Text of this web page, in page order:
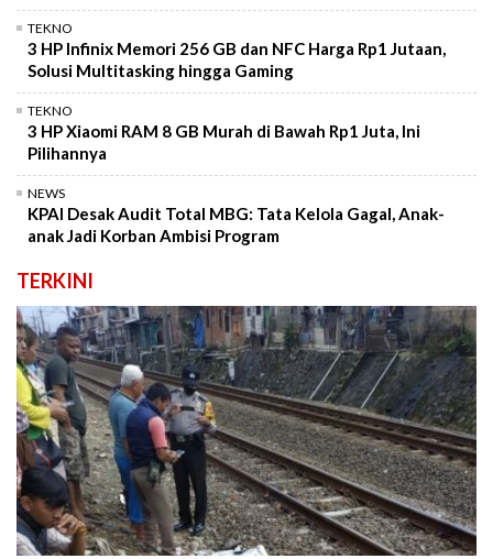
TEKNO
3 HP Infinix Memori 256 GB dan NFC Harga Rp1 Jutaan,
Solusi Multitasking hingga Gaming
TEKNO
3 HP Xiaomi RAM 8 GB Murah di Bawah Rp1 Juta, Ini
Pilihannya
NEWS
KPAI Desak Audit Total MBG: Tata Kelola Gagal, Anak-
anak Jadi Korban Ambisi Program
TERKINI